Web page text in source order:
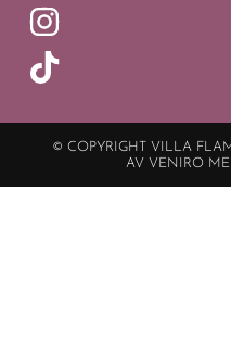
© COPYRIGHT VILLA
AV VENIRO